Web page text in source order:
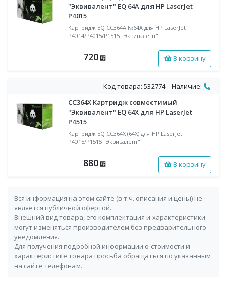
"Эквивалент" EQ 64A для HP LaserJet
P4015
Картридж EQ CC364A №64A для HP LaserJet
P4014/P4015/P1515 "Эквивалент"
720 ⃏ В корзину
Код товара: 532774
Наличие:
CC364X Картридж совместимый
"Эквивалент" EQ 64X для HP LaserJet
P4515
Картридж EQ CC364X (64X) для HP LaserJet
P4015/P1515 "Эквивалент"
880 ⃏ В корзину
Вся информация на этом сайте (в т.ч. описания и цены) не
является публичной офертой.
Внешний вид товара, его комплектация и характеристики
могут изменяться производителем без предварительного
уведомления.
Для получения подробной информации о стоимости и
характеристике товара просьба обращаться по указанным
на сайте телефонам.